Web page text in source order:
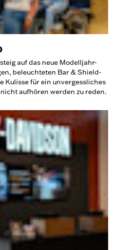
auf das neue Modelljahr-
beleuchteten Bar & Shield-
Kulisse für ein unvergessliches
aufhören werden zu reden.